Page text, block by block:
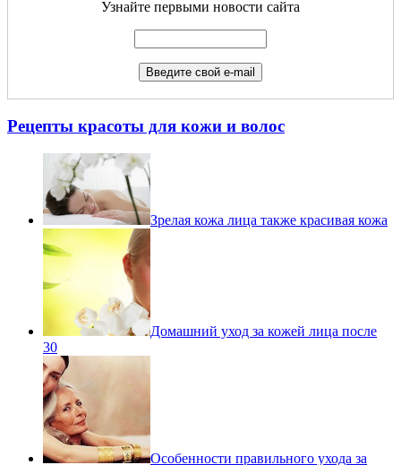
Узнайте первыми новости сайта
Рецепты красоты для кожи и волос
Зрелая кожа лица также красивая кожа
Домашний уход за кожей лица после
30
Особенности правильного ухода за